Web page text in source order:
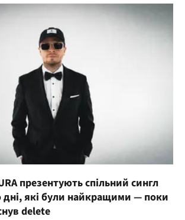
презентують спільний сингл
які були найкращими — поки
delete